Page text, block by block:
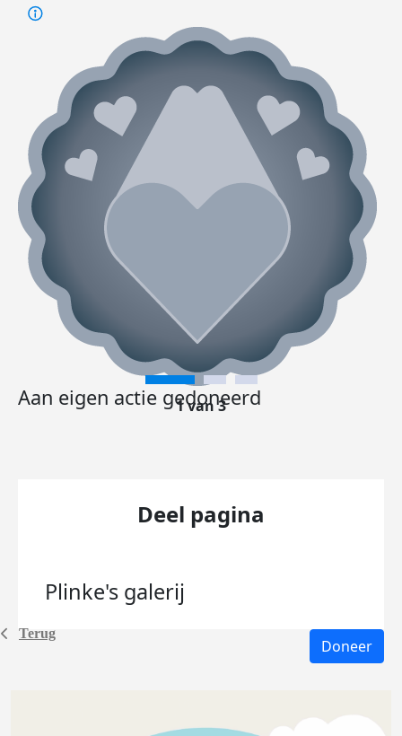
Terug
Aan eigen actie gedoneerd
1 van 3
Deel pagina
Plinke's galerij
Doneer